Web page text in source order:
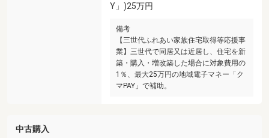
Y」)25万円
備考
【三世代ふれあい家族住宅取得等応援事
業】三世代で同居又は近居し、住宅を新
築・購入・増改築した場合に対象費用の
1％、最大25万円の地域電子マネー「ク
マPAY」で補助。
中古購入